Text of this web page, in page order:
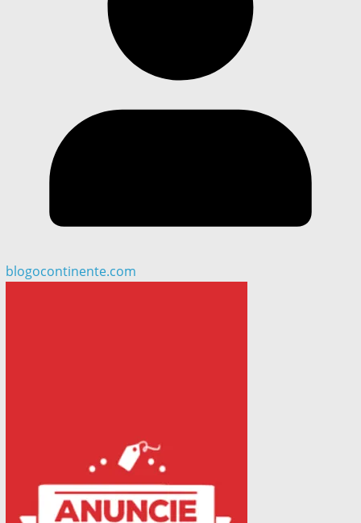
blogocontinente.com